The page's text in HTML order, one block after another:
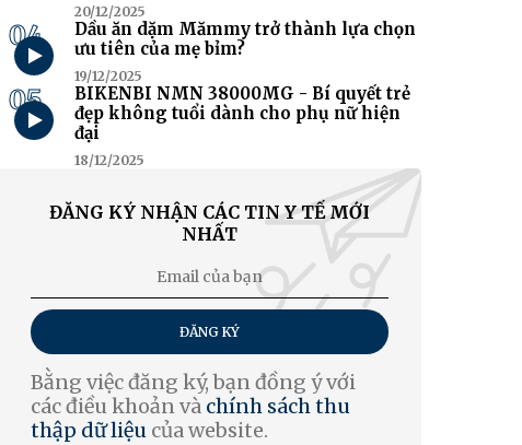
20/12/2025
04
Dầu ăn dặm Mămmy trở thành lựa chọn
ưu tiên của mẹ bỉm?
19/12/2025
05
BIKENBI NMN 38000MG - Bí quyết trẻ
đẹp không tuổi dành cho phụ nữ hiện
đại
18/12/2025
ĐĂNG KÝ NHẬN CÁC TIN Y TẾ MỚI
NHẤT
ĐĂNG KÝ
Bằng việc đăng ký, bạn đồng ý với
các điều khoản và chính sách thu
thập dữ liệu của website.